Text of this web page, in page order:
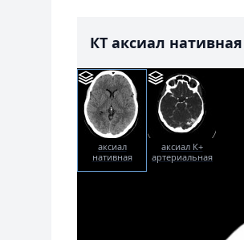
КТ аксиал
аксиал
нативная
аксиал К+
артериальная